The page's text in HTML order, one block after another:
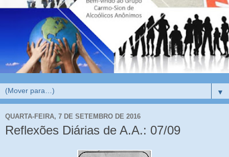
▼
QUARTA-FEIRA, 7 DE SETEMBRO DE 2016
Reflexões Diárias de A.A.: 07/09